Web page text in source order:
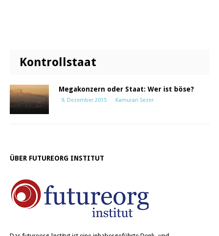
Kontrollstaat
Megakonzern oder Staat: Wer ist böse?
9. Dezember 2015 Kamuran Sezer
ÜBER FUTUREORG INSTITUT